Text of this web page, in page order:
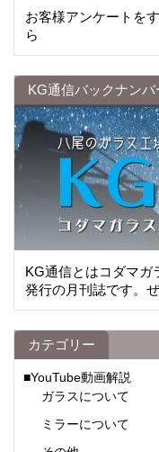
お客様アンケートを
ら
KG通信バックナンバ
KG通信とはコダマガ
発行の月刊誌です。
カテゴリー
■YouTube動画解説
ガラスについて
ミラーについて